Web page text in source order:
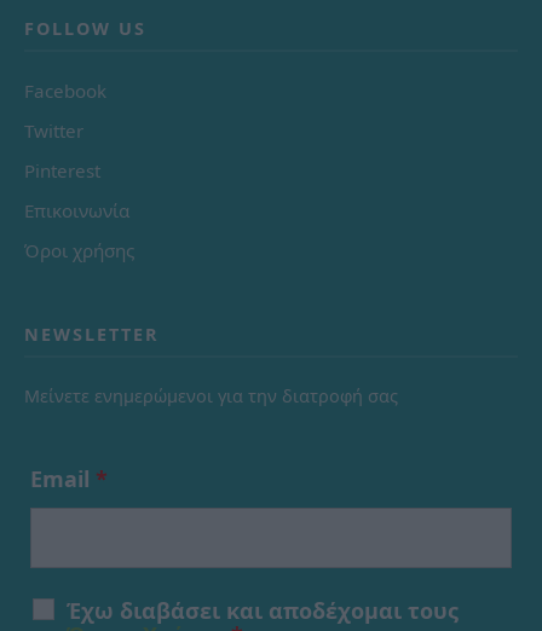
FOLLOW US
Facebook
Twitter
Pinterest
Επικοινωνία
Όροι χρήσης
NEWSLETTER
Μείνετε ενημερώμενοι για την διατροφή σας
Email *
Έχω διαβάσει και αποδέχομαι τους